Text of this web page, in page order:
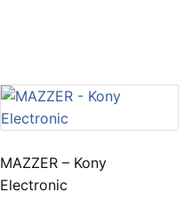
MAZZER – Kony
Electronic